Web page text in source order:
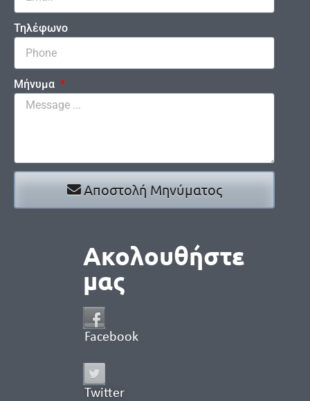
Τηλέφωνο
Μήνυμα
Αποστολή Μηνύματος
Ακολουθήστε
μας
Facebook
Twitter